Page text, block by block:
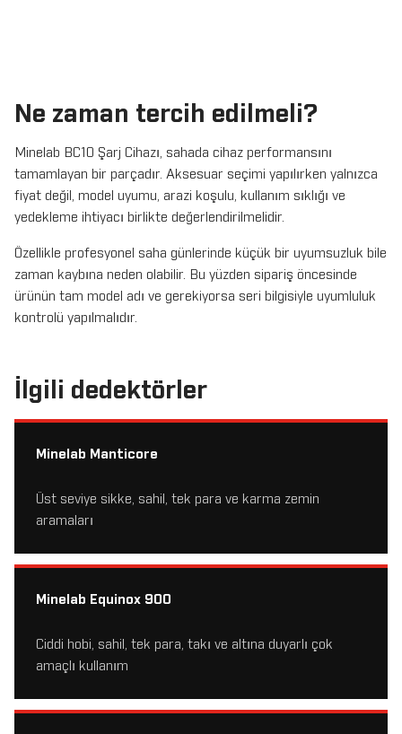
Ne zaman tercih edilmeli?
Minelab BC10 Şarj Cihazı, sahada cihaz performansını
tamamlayan bir parçadır. Aksesuar seçimi yapılırken yalnızca
fiyat değil, model uyumu, arazi koşulu, kullanım sıklığı ve
yedekleme ihtiyacı birlikte değerlendirilmelidir.
Özellikle profesyonel saha günlerinde küçük bir uyumsuzluk bile
zaman kaybına neden olabilir. Bu yüzden sipariş öncesinde
ürünün tam model adı ve gerekiyorsa seri bilgisiyle uyumluluk
kontrolü yapılmalıdır.
İlgili dedektörler
Minelab Manticore
Üst seviye sikke, sahil, tek para ve karma zemin
aramaları
Minelab Equinox 900
Ciddi hobi, sahil, tek para, takı ve altına duyarlı çok
amaçlı kullanım